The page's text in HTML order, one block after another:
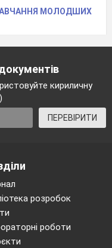
НАВЧАННЯ МОЛОДШИХ
кириличну
ПЕРЕВІРИТИ
розробок
роботи